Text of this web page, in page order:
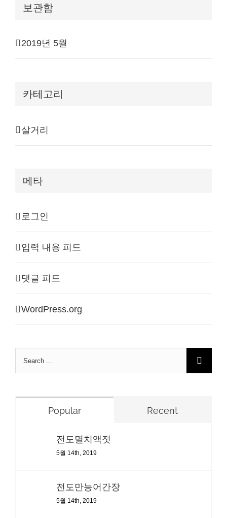
보관함
2019년 5월
카테고리
살거리
메타
로그인
입력 내용 피드
댓글 피드
WordPress.org
Search
Popular Recent
전도멸치액젓
5월 14th, 2019
전도만능어간장
5월 14th, 2019